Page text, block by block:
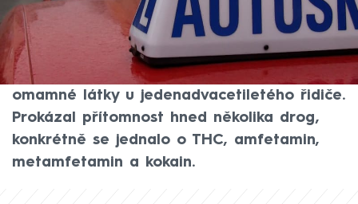
Jaroměřští policisté zastavili při běžné
silniční kontrole vozidlo autoškoly. Běžný
ale rozhodně nebyl výsledek testu na
omamné látky u jedenadvacetiletého řidiče.
Prokázal přítomnost hned několika drog,
konkrétně se jednalo o THC, amfetamin,
metamfetamin a kokain.